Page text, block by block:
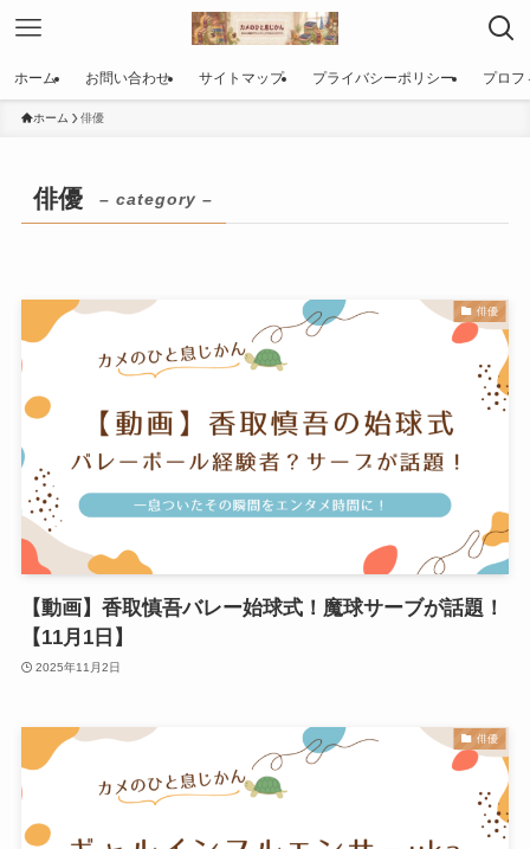
ホーム お問い合わせ サイトマップ プライバシーポリシー プロフ
ホーム 俳優
俳優 – category –
俳優
【動画】香取慎吾バレー始球式！魔球サーブが話題！
【11月1日】
2025年11月2日
俳優